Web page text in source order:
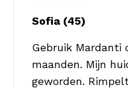
4
uit
5
Sofia (45)
Gebruik Mardanti
maanden. Mijn
geworden.